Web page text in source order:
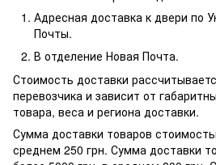
Адресная доставка к двери по
Почты.
В отделение Новая Почта.
Стоимость доставки
перевозчика и зависит от
товара, веса и региона доставки.
Сумма доставки товаров
среднем 250 грн. Сумма доставки